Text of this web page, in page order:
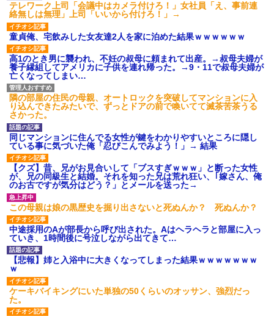
テレワーク上司「会議中はカメラ付けろ！」女社員「え、事前連
絡無しは無理」上司「いいから付けろ！」→
童貞俺、宅飲みした女友達2人を家に泊めた結果ｗｗｗｗｗｗ
高1のとき男に襲われ、不妊の叔母に頼まれて出産。→叔母夫婦が
養子縁組してアメリカに子供を連れ帰った。→9・11で叔母夫婦が
亡くなってしまい…
隣の部屋の住民の母親、オートロックを突破してマンションに入
り込んできたみたいで、ずっとドアの前で喚いてて滅茶苦茶うる
さかった。
同じマンションに住んでる女性が鍵をわかりやすいところに隠し
ている事に気づいた俺「忍びこんでみよう！」→ 結果
【クズ】昔、兄がお見合いして「ブスすぎｗｗｗ」と断った女性
が、兄の同級生と結婚。それを知った兄は荒れ狂い、｢嫁さん、俺
のお古ですが気分はどう？」とメールを送った→
この母親は娘の黒歴史を掘り出さないと死ぬんか？ 死ぬんか？
中途採用のAが部長から呼び出された。Aはヘラヘラと部屋に入っ
ていき、1時間後に号泣しながら出てきて…
【悲報】姉と入浴中に大きくなってしまった結果ｗｗｗｗｗｗｗ
ｗ
ケーキバイキングにいた単独の50くらいのオッサン、強烈だっ
た。